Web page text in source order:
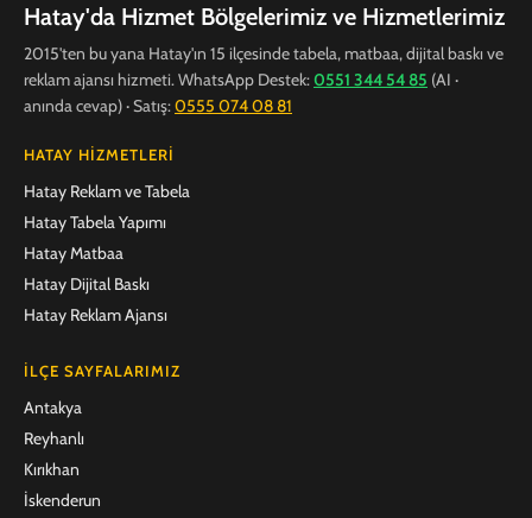
Hatay'da Hizmet Bölgelerimiz ve Hizmetlerimiz
2015'ten bu yana Hatay'ın 15 ilçesinde tabela, matbaa, dijital baskı ve
reklam ajansı hizmeti. WhatsApp Destek:0551 344 54 85 (AI ·
anında cevap) · Satış:0555 074 08 81
HATAY HIZMETLERI
Hatay Reklam ve Tabela
Hatay Tabela Yapımı
Hatay Matbaa
Hatay Dijital Baskı
Hatay Reklam Ajansı
İLÇE SAYFALARIMIZ
Antakya
Reyhanlı
Kırıkhan
İskenderun